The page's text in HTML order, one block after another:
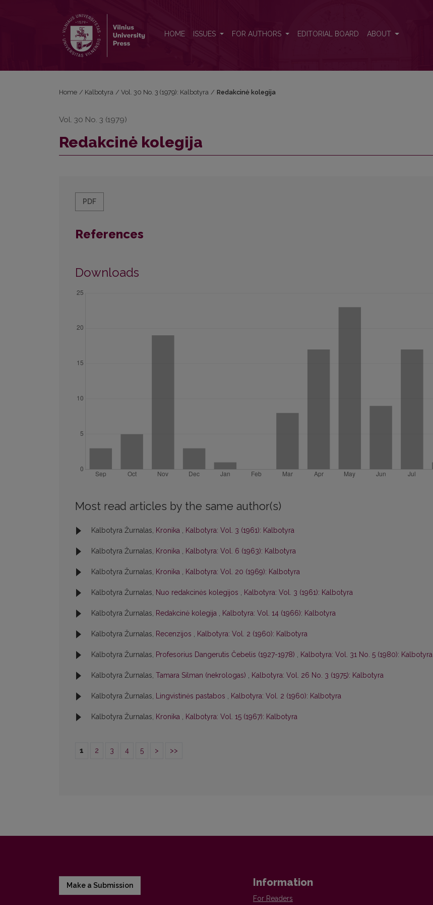
HOME ISSUES FOR AUTHORS EDITORIAL BOARD ABOUT
Home / Kalbotyra / Vol. 30 No. 3 (1979): Kalbotyra / Redakcinė kolegija
Vol. 30 No. 3 (1979)
Redakcinė kolegija
PDF
References
Downloads
Most read articles by the same author(s)
Kalbotyra Žurnalas, Kronika , Kalbotyra: Vol. 3 (1961): Kalbotyra
Kalbotyra Žurnalas, Kronika , Kalbotyra: Vol. 6 (1963): Kalbotyra
Kalbotyra Žurnalas, Kronika , Kalbotyra: Vol. 20 (1969): Kalbotyra
Kalbotyra Žurnalas, Nuo redakcinės kolegijos , Kalbotyra: Vol. 3 (1961): Kalbotyra
Kalbotyra Žurnalas, Redakcinė kolegija , Kalbotyra: Vol. 14 (1966): Kalbotyra
Kalbotyra Žurnalas, Recenzijos , Kalbotyra: Vol. 2 (1960): Kalbotyra
Kalbotyra Žurnalas, Profesorius Dangerutis Čebelis (1927-1978) , Kalbotyra: Vol. 31 No. 5 (1980): Kalbotyra
Kalbotyra Žurnalas, Tamara Silman (nekrologas) , Kalbotyra: Vol. 26 No. 3 (1975): Kalbotyra
Kalbotyra Žurnalas, Lingvistinės pastabos , Kalbotyra: Vol. 2 (1960): Kalbotyra
Kalbotyra Žurnalas, Kronika , Kalbotyra: Vol. 15 (1967): Kalbotyra
1 2 3 4 5 > >>
Make a Submission Information
For Readers